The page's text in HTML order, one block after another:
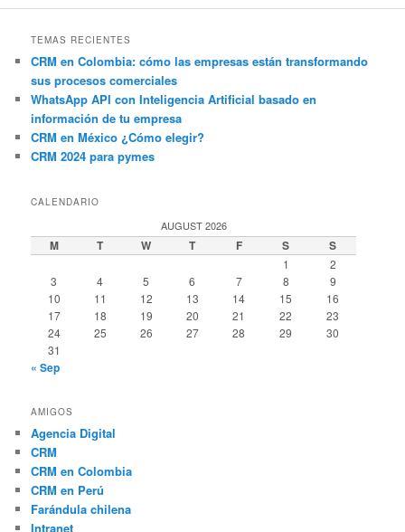
TEMAS RECIENTES
CRM en Colombia: cómo las empresas están transformando
sus procesos comerciales
WhatsApp API con Inteligencia Artificial basado en
información de tu empresa
CRM en México ¿Cómo elegir?
CRM 2024 para pymes
CALENDARIO
AUGUST 2026
M T W T F S S
1
2
3
4 5 6 7 8
9
10
11 12 13 14 15
16
17
18 19 20 21 22
23
24
25 26 27 28 29
30
31
« Sep
AMIGOS
Agencia Digital
CRM
CRM en Colombia
CRM en Perú
Farándula chilena
Intranet